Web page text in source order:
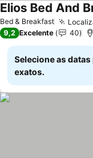
Bed & Breakfast
Elios Bed And
9,2 Excelente 40
Selecione as
exatos.